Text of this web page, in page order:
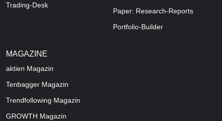
Trading-Desk
Paper: Research-Reports
Portfolio-Builder
MAGAZINE
aktien Magazin
Tenbagger Magazin
Trendfollowing Magazin
GROWTH Magazin